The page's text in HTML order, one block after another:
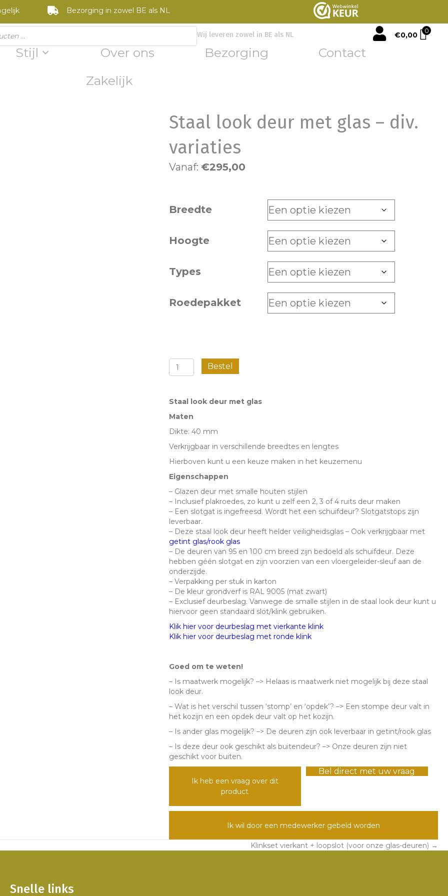
Bezorging in zowel BE als NL
Wij leveren zowel in BE als NL mijn account
€0,00 0
Stijl Over ons Bezorging
Contact
Zakelijk
Staal look deur met glas – div.
variaties
Vanaf: €295,00
Breedte
Hoogte
Types
Roedepakket
Staal
look
glas
-
div.
variaties
aantal
Bestel
Staal look deur met glas
Maten
Dikte: 40 mm
Verkrijgbaar in verschillende breedtes en lengtes
Hierboven kunt u een keuze maken in het keuzemenu
Eigenschappen
– Glazen deur met smalle houten stijlen
– Inclusief plakroedes, zo kunt u zelf een 2, 3 of 4 ruits deur maken
– Een slotgat is ingefreesd. Wordt het een schuifdeur? Slotgatstops zijn
leverbaar.
– Deze staal look deur heeft helder veiligheidsglas – Ook verkrijgbaar met
getint glas/rook glas
– De deuren van 95 en 100 cm breed zijn bedoeld als schuifdeur. Deze
hebben géén slotgat en zijn voorzien van een vloergeleider-sleuf aan de
onderzijde.
– Verpakking per stuk in karton
– De kleur grondverf is RAL 9005 (mat zwart)
– Exclusief deurbeslag. Vanwege de smalle stijlen in de staal look deur kunt u
hiervoor geen standaard slot/klink gebruiken.
Klik hier voor deurbeslag met vierkante klink
Klik hier voor deurbeslag met ronde klink
Goed om te weten!
– Is maatwerk mogelijk? –> Helaas is maatwerk niet mogelijk bij deze staal
look deur.
– Wat is het verschil tussen ‘stomp’ en ‘opdek’? –> Een stompe deur valt in
het kozijn en een opdek deur valt op het kozijn.
– Is ander glas mogelijk? –> De deuren zijn ook leverbaar in getint/rook glas
– Is deze deur ook geschikt als buitendeur? –> Onze deuren zijn niet
geschikt voor buiten.
Ik heb een vraag over dit
product
Bel direct met uw vraag
Ik wil door een medewerker gebeld worden
Klinkset vierkant + loopslot (voor onze glas-deuren) →
Snelle links